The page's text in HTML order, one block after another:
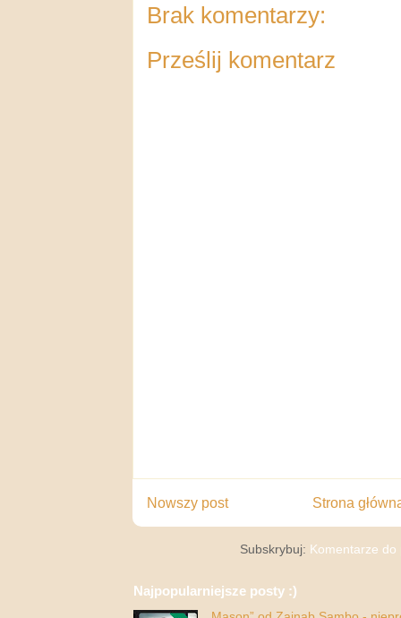
Brak komentarzy:
Prześlij komentarz
Nowszy post Strona
Subskrybuj: Komentarze do
Najpopularniejsze posty :)